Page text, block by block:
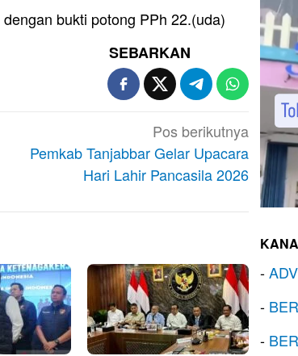
bukti potong PPh 22.(uda)
SEBARKAN
Pos berikutnya
Pemkab Tanjabbar Gelar Upacara
Hari Lahir Pancasila 2026
-
-
-